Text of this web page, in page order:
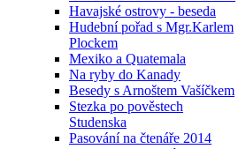
Havajské ostrovy - beseda
Hudební pořad s Mgr.Karlem
Plockem
Mexiko a Quatemala
Na ryby do Kanady
Besedy s Arnoštem Vašíčkem
Stezka po pověstech
Studenska
Pasování na čtenáře 2014